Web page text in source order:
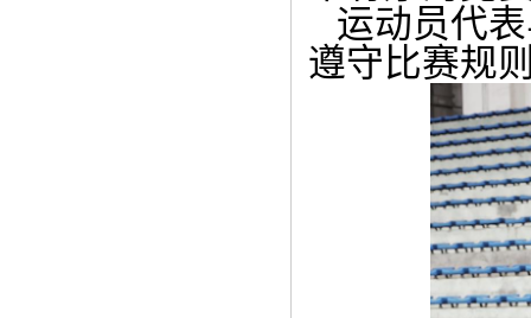
运动员代
遵守比赛规